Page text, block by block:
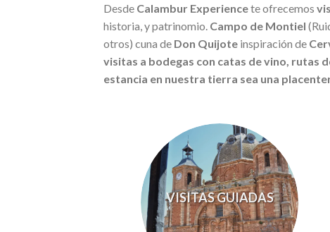
Desde Calambur Experiencete ofrecemos
historia, y patrinomio. Campo de Montiel
otros) cuna de Don Quijote inspiración de
visitas a bodegas con catas de vino, rutas
estancia en nuestra tierra sea una
VISITAS GUIADAS